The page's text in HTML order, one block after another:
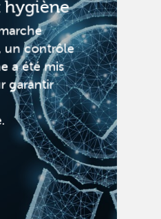
hygiène
un contrôle
a été mis
garantir